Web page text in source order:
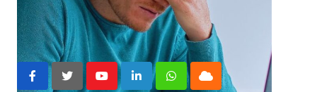
black friday dicas
YoutubeLinkedInWhatsappCloud